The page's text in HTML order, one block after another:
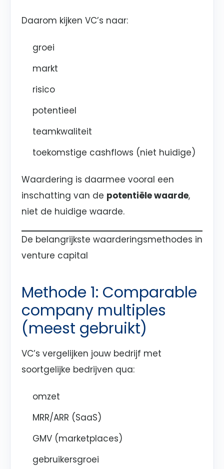
Daarom kijken VC’s naar:
groei
markt
risico
potentieel
teamkwaliteit
toekomstige cashflows (niet huidige)
Waardering is daarmee vooral een
inschatting van de potentiële waarde,
niet de huidige waarde.
De belangrijkste waarderingsmethodes in
venture capital
Methode 1: Comparable
company multiples
(meest gebruikt)
VC’s vergelijken jouw bedrijf met
soortgelijke bedrijven qua:
omzet
MRR/ARR (SaaS)
GMV (marketplaces)
gebruikersgroei